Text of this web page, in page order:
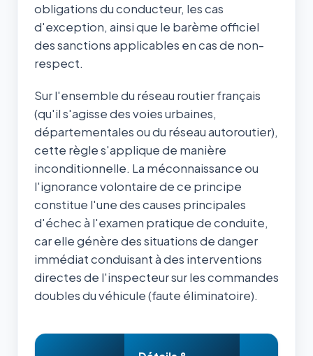
obligations du conducteur, les cas
d'exception, ainsi que le barème officiel
des sanctions applicables en cas de non-
respect.
Sur l'ensemble du réseau routier français
(qu'il s'agisse des voies urbaines,
départementales ou du réseau autoroutier),
cette règle s'applique de manière
inconditionnelle. La méconnaissance ou
l'ignorance volontaire de ce principe
constitue l'une des causes principales
d'échec à l'examen pratique de conduite,
car elle génère des situations de danger
immédiat conduisant à des interventions
directes de l'inspecteur sur les commandes
doubles du véhicule (faute éliminatoire).